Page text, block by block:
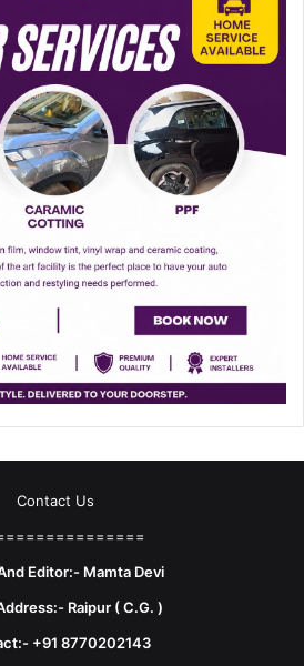
Contact Us
Editor:- Mamta Devi
Raipur ( C.G. )
+91 8770202143